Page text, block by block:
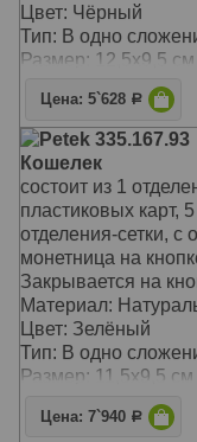
Цвет: Чёрный
Тип: В одно
Размер: 12,5х9,5 см
Цена: 5`628 Р
Petek 335.167.93
Кошелек
состоит из 1
пластиковых карт,
отделения-сетки,
монетница на
Закрывается на
Материал:
Цвет: Зелёный
Тип: В одно
Размер: 11,5х9,5 см
Цена: 7`940 Р